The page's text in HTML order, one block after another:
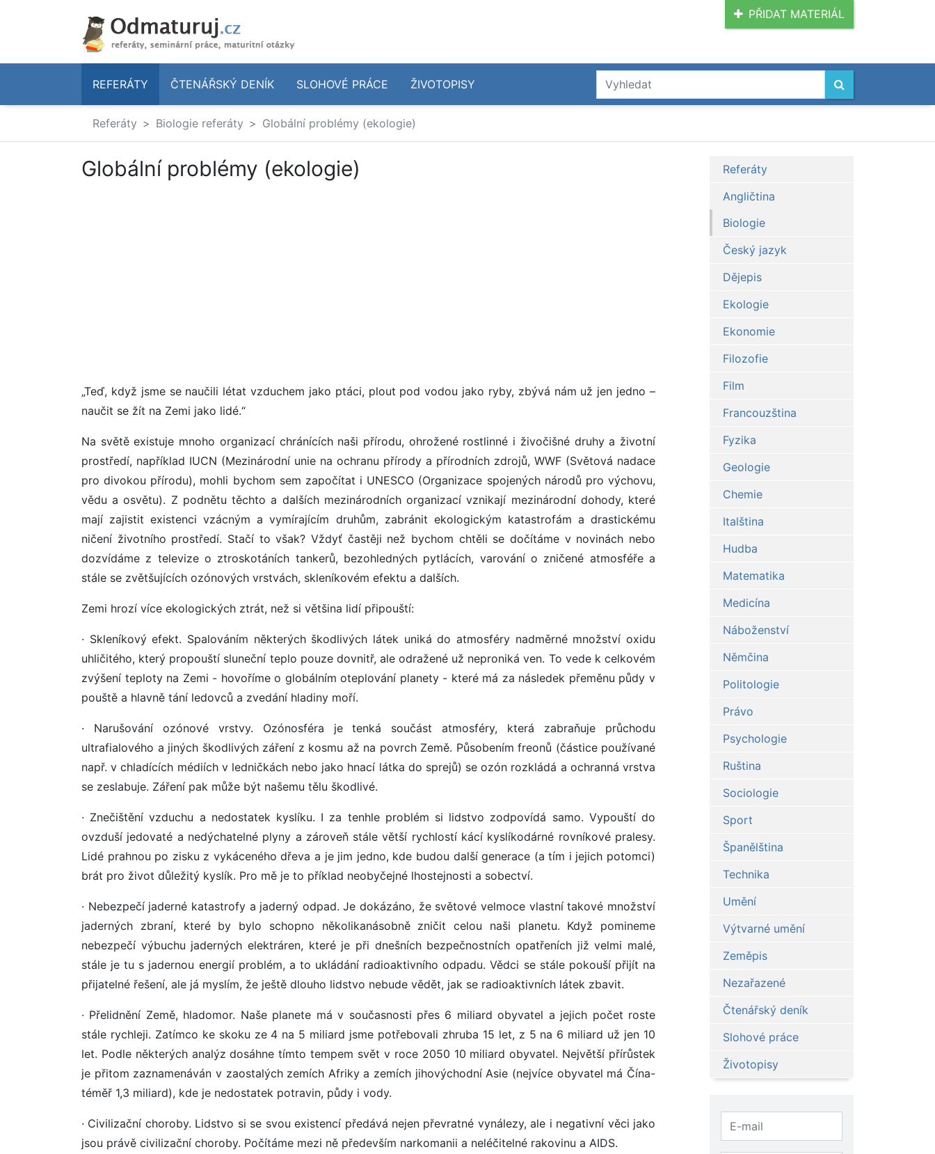
PŘIDAT MATERIÁL
REFERÁTY ČTENÁŘSKÝ DENÍK SLOHOVÉ PRÁCE ŽIVOTOPISY
Referáty Biologie referáty Globální problémy (ekologie)
Globální problémy (ekologie)
„Teď, když jsme se naučili létat vzduchem jako ptáci, plout pod vodou jako ryby, zbývá nám už jen jedno –
naučit se žít na Zemi jako lidé.“
Na světě existuje mnoho organizací chránících naši přírodu, ohrožené rostlinné i živočišné druhy a životní
prostředí, například IUCN (Mezinárodní unie na ochranu přírody a přírodních zdrojů, WWF (Světová nadace
pro divokou přírodu), mohli bychom sem započítat i UNESCO (Organizace spojených národů pro výchovu,
vědu a osvětu). Z podnětu těchto a dalších mezinárodních organizací vznikají mezinárodní dohody, které
mají zajistit existenci vzácným a vymírajícím druhům, zabránit ekologickým katastrofám a drastickému
ničení životního prostředí. Stačí to však? Vždyť častěji než bychom chtěli se dočítáme v novinách nebo
dozvídáme z televize o ztroskotáních tankerů, bezohledných pytlácích, varování o zničené atmosféře a
stále se zvětšujících ozónových vrstvách, skleníkovém efektu a dalších.
Zemi hrozí více ekologických ztrát, než si většina lidí připouští:
· Skleníkový efekt. Spalováním některých škodlivých látek uniká do atmosféry nadměrné množství oxidu
uhličitého, který propouští sluneční teplo pouze dovnitř, ale odražené už neproniká ven. To vede k celkovém
zvýšení teploty na Zemi - hovoříme o globálním oteplování planety - které má za následek přeměnu půdy v
pouště a hlavně tání ledovců a zvedání hladiny moří.
· Narušování ozónové vrstvy. Ozónosféra je tenká součást atmosféry, která zabraňuje průchodu
ultrafialového a jiných škodlivých záření z kosmu až na povrch Země. Působením freonů (částice používané
např. v chladících médiích v ledničkách nebo jako hnací látka do sprejů) se ozón rozkládá a ochranná vrstva
se zeslabuje. Záření pak může být našemu tělu škodlivé.
· Znečištění vzduchu a nedostatek kyslíku. I za tenhle problém si lidstvo zodpovídá samo. Vypouští do
ovzduší jedovaté a nedýchatelné plyny a zároveň stále větší rychlostí kácí kyslíkodárné rovníkové pralesy.
Lidé prahnou po zisku z vykáceného dřeva a je jim jedno, kde budou další generace (a tím i jejich potomci)
brát pro život důležitý kyslík. Pro mě je to příklad neobyčejné lhostejnosti a sobectví.
· Nebezpečí jaderné katastrofy a jaderný odpad. Je dokázáno, že světové velmoce vlastní takové množství
jaderných zbraní, které by bylo schopno několikanásobně zničit celou naši planetu. Když pomineme
nebezpečí výbuchu jaderných elektráren, které je při dnešních bezpečnostních opatřeních již velmi malé,
stále je tu s jadernou energií problém, a to ukládání radioaktivního odpadu. Vědci se stále pokouší přijít na
přijatelné řešení, ale já myslím, že ještě dlouho lidstvo nebude vědět, jak se radioaktivních látek zbavit.
· Přelidnění Země, hladomor. Naše planete má v současnosti přes 6 miliard obyvatel a jejich počet roste
stále rychleji. Zatímco ke skoku ze 4 na 5 miliard jsme potřebovali zhruba 15 let, z 5 na 6 miliard už jen 10
let. Podle některých analýz dosáhne tímto tempem svět v roce 2050 10 miliard obyvatel. Největší přírůstek
je přitom zaznamenáván v zaostalých zemích Afriky a zemích jihovýchodní Asie (nejvíce obyvatel má Čína-
téměř 1,3 miliard), kde je nedostatek potravin, půdy i vody.
· Civilizační choroby. Lidstvo si se svou existencí předává nejen převratné vynálezy, ale i negativní věci jako
jsou právě civilizační choroby. Počítáme mezi ně především narkomanii a neléčitelné rakovinu a AIDS.
Referáty
Angličtina
Biologie
Český jazyk
Dějepis
Ekologie
Ekonomie
Filozofie
Film
Francouzština
Fyzika
Geologie
Chemie
Italština
Hudba
Matematika
Medicína
Náboženství
Němčina
Politologie
Právo
Psychologie
Ruština
Sociologie
Sport
Španělština
Technika
Umění
Výtvarné umění
Zeměpis
Nezařazené
Čtenářský deník
Slohové práce
Životopisy